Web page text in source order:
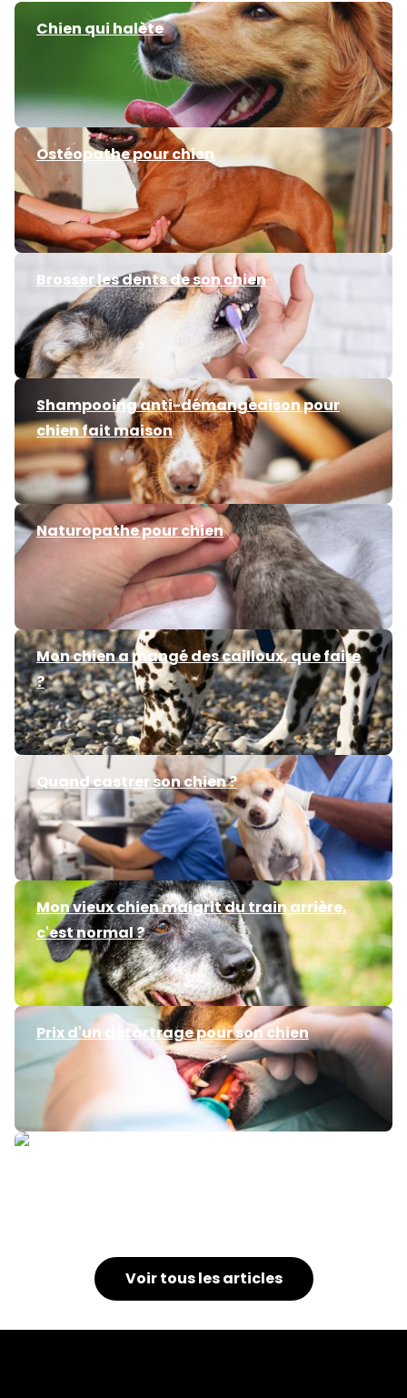
Chien qui halète
Ostéopathe pour chien
Brosser les dents de son chien
Shampooing anti-démangeaison pour
chien fait maison
Naturopathe pour chien
Mon chien a mangé des cailloux, que faire
?
Quand castrer son chien ?
Mon vieux chien maigrit du train arrière,
c'est normal ?
Prix d'un détartrage pour son chien
Voir tous les articles